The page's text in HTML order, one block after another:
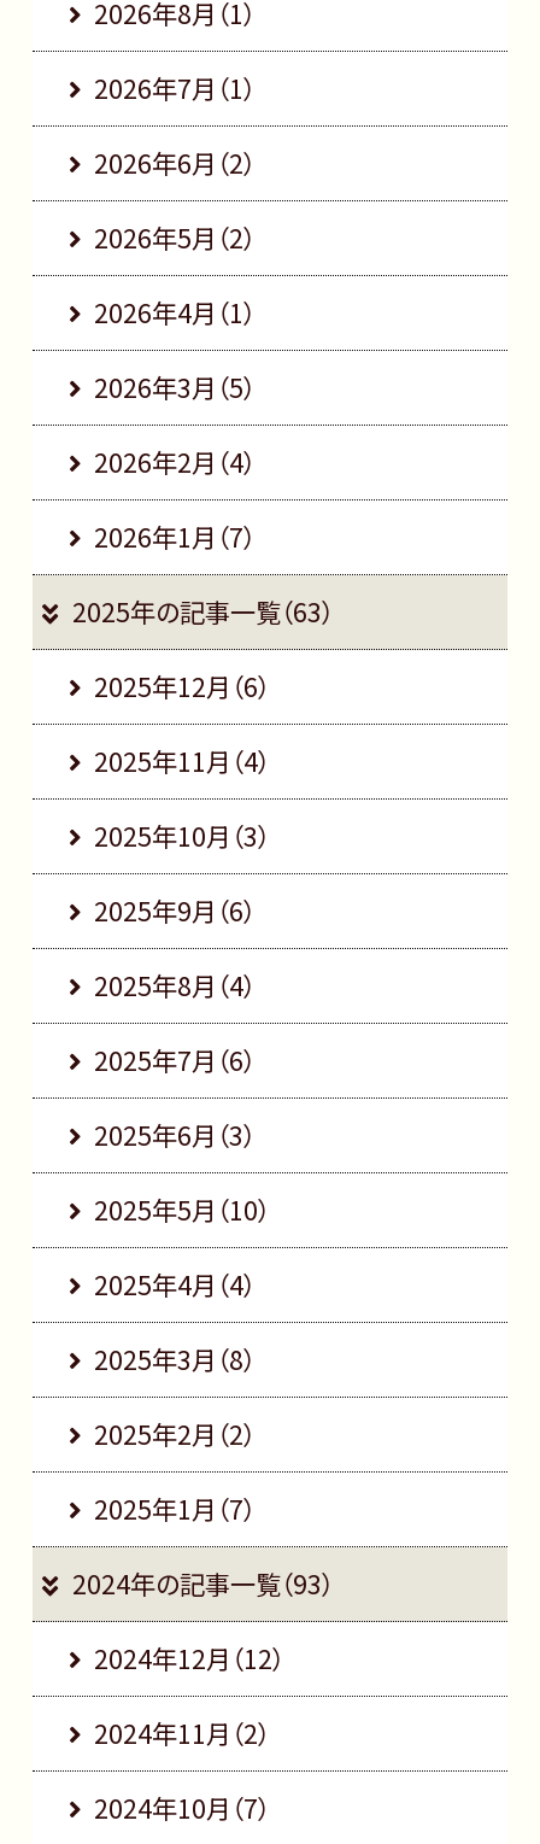
2026年8月（1）
2026年7月（1）
2026年6月（2）
2026年5月（2）
2026年4月（1）
2026年3月（5）
2026年2月（4）
2026年1月（7）
2025年の記事一覧（63）
2025年12月（6）
2025年11月（4）
2025年10月（3）
2025年9月（6）
2025年8月（4）
2025年7月（6）
2025年6月（3）
2025年5月（10）
2025年4月（4）
2025年3月（8）
2025年2月（2）
2025年1月（7）
2024年の記事一覧（93）
2024年12月（12）
2024年11月（2）
2024年10月（7）